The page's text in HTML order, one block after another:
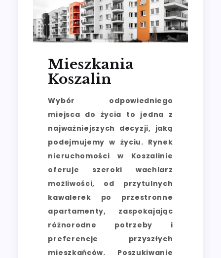
Mieszkania
Koszalin
Wybór odpowiedniego
miejsca do życia to jedna z
najważniejszych decyzji, jaką
podejmujemy w życiu. Rynek
nieruchomości w Koszalinie
oferuje szeroki wachlarz
możliwości, od przytulnych
kawalerek po przestronne
apartamenty, zaspokajając
różnorodne potrzeby i
preferencje przyszłych
mieszkańców. Poszukiwanie